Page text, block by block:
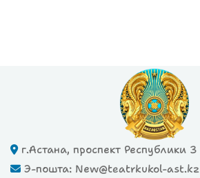
г.Астана, проспект Республики 3
Э-пошта: New@teatrkukol-ast.kz